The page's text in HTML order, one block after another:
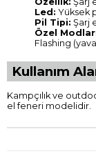
Led: Yüksek
Pil Tipi: Şarj
Özel
Flashing
Kullanım
Kampçılık ve
el feneri modelidir.